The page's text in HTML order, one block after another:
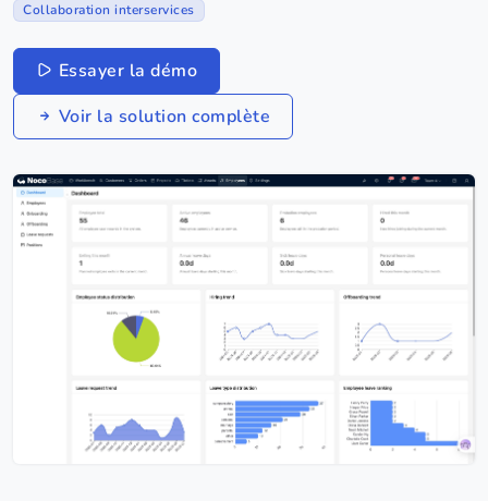
Collaboration interservices
Essayer la démo
Voir la solution complète